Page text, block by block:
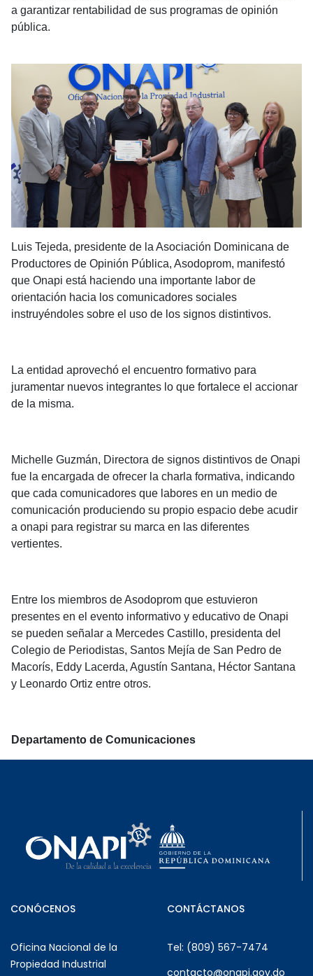
a garantizar rentabilidad de sus programas de opinión
pública.
Luis Tejeda, presidente de la Asociación Dominicana de
Productores de Opinión Pública, Asodoprom, manifestó
que Onapi está haciendo una importante labor de
orientación hacia los comunicadores sociales
instruyéndoles sobre el uso de los signos distintivos.
La entidad aprovechó el encuentro formativo para
juramentar nuevos integrantes lo que fortalece el accionar
de la misma.
Michelle Guzmán, Directora de signos distintivos de Onapi
fue la encargada de ofrecer la charla formativa, indicando
que cada comunicadores que labores en un medio de
comunicación produciendo su propio espacio debe acudir
a onapi para registrar su marca en las diferentes
vertientes.
Entre los miembros de Asodoprom que estuvieron
presentes en el evento informativo y educativo de Onapi
se pueden señalar a Mercedes Castillo, presidenta del
Colegio de Periodistas, Santos Mejía de San Pedro de
Macorís, Eddy Lacerda, Agustín Santana, Héctor Santana
y Leonardo Ortiz entre otros.
Departamento de Comunicaciones
CONÓCENOS
Oficina Nacional de la
Propiedad Industrial
CONTÁCTANOS
Tel: (809) 567-7474
contacto@onapi.gov.do